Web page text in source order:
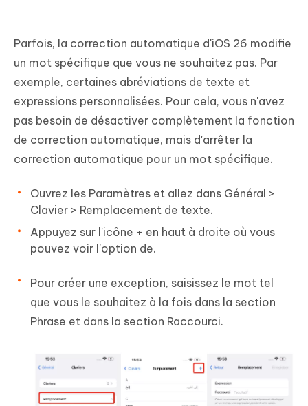
Parfois, la correction automatique d'iOS 26 modifie
un mot spécifique que vous ne souhaitez pas. Par
exemple, certaines abréviations de texte et
expressions personnalisées. Pour cela, vous n'avez
pas besoin de désactiver complètement la fonction
de correction automatique, mais d'arrêter la
correction automatique pour un mot spécifique.
Ouvrez les Paramètres et allez dans Général >
Clavier > Remplacement de texte.
Appuyez sur l'icône + en haut à droite où vous
pouvez voir l'option de.
Pour créer une exception, saisissez le mot tel
que vous le souhaitez à la fois dans la section
Phrase et dans la section Raccourci.